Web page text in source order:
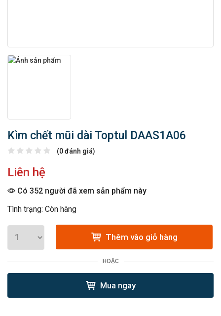
Kìm chết mũi dài Toptul DAAS1A06
(0 đánh giá)
Liên hệ
Có 352 người đã xem sản phẩm này
Tình trạng: Còn hàng
Thêm vào giỏ hàng
HOẶC
Mua ngay